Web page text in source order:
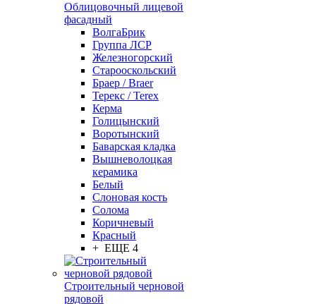
Облицовочный лицевой
фасадный
ВолгаБрик
Группа ЛСР
Железногорский
Старооскольский
Браер / Braer
Терекс / Terex
Керма
Голицынский
Воротынский
Баварская кладка
Вышневолоцкая
керамика
Белый
Слоновая кость
Солома
Коричневый
Красный
+ ЕЩЕ 4
Строительный черновой
рядовой